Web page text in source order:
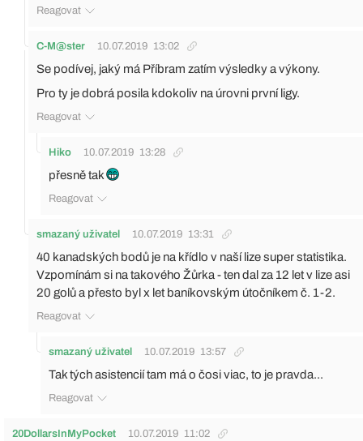
Reagovat
C-M@ster 10.07.2019 13:02
Se podívej, jaký má Příbram zatím výsledky a výkony.
Pro ty je dobrá posila kdokoliv na úrovni první ligy.
Reagovat
Hiko 10.07.2019 13:28
přesně tak
Reagovat
smazaný uživatel 10.07.2019 13:31
40 kanadských bodů je na křídlo v naší lize super statistika.
Vzpomínám si na takového Žůrka - ten dal za 12 let v lize asi
20 golů a přesto byl x let baníkovským útočníkem č. 1-2.
Reagovat
smazaný uživatel 10.07.2019 13:57
Tak tých asistencií tam má o čosi viac, to je pravda...
Reagovat
20DollarsInMyPocket 10.07.2019 11:02